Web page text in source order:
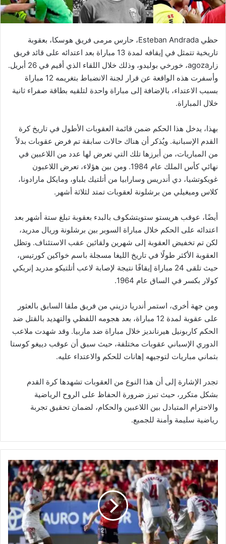
حظي Esteban Andrada، حارس مرمى فريق هوسكا، بعقوبة
تاريخية تتمثل في إيقافه لمدة 13 مباراة بعد اعتدائه على قائد فريق
زارagoza، خورخي بوليدو، وذلك خلال اللقاء الذي أقيم في 26 أبريل.
وأسفرت هذه الواقعة عن قرار لجنة الانضباط بتغريمه 12 مباراة
بسبب الاعتداء، بالإضافة إلى مباراة واحدة لتلقيه بطاقة صفراء ثانية
خلال المباراة.
بهذا، يدخل هذا الحكم ضمن قائمة العقوبات الأطول في تاريخ كرة
القدم الإسبانية. ويُذكر أن هناك حالات سابقة تم فرض عقوبات بدلاً
من المباريات، من أبرزها تلك التي تعرض لها عدد من اللاعبين في
نهائي كأس الملك عام 1984. ومن بين هؤلاء، تعرض اللاعبون
غويكوتشيا، دي أندريس وسارابيا من أتلتيك بلباو، ومايكل مارادونا،
كلاس وميغيلي من برشلونة لعقوبات تمتد لثلاثة أشهر.
أيضًا، عوقب هريستو ستويتشكوف بالبدء بعقوبة تبلغ ستة أشهر بعد
اعتدائه على الحكم خلال مباراة السوبر بين برشلونة وريال مدريد،
لكن تم تخفيض العقوبة إلى شهرين ولقائين عقب الاستئناف. وتظل
العقوبة الأكثر طولًا في تاريخ الليغا مسجلة باسم خواكين كورتيس،
حيث تلقى 24 مباراة إيقافًا نتيجة لإصابة لاعب أتلتيكو مدريد إنريكي
كولار بكسر في الساق عام 1964.
ومن جهة أخرى، استمر أندريا دزيني من فريق ملقا السابق بالعثور
على عقوبة لمدة 12 مباراة، بعد هجومه اللفظي والتهديد بالقتل ضد
الحكم كاربونيل هيرنانديز خلال مباراة ضد ماربيا. وقد شهدت ملاعب
الدوري الإسباني عقوبات مختلفة، حيث سبق أن عوقب دييغو كوستا
بثماني مباريات لتوجيهه إهانات للحكم والاعتداء عليه.
تجدر الإشارة إلى أن هذا النوع من العقوبات تشهدها كرة القدم
بشكل متكرر، حيث تبرز ضرورة الحفاظ على الروح الرياضية
والاحترام المتبادل بين اللاعبين والحكام، لضمان تحقيق تجربة
رياضية سليمة وأمنة للجميع.
آ
ث
ا
ر
إ
ص
ا